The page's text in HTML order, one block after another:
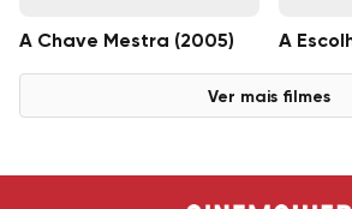
A Chave Mestra (2005) A
Ver mais filmes